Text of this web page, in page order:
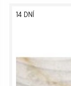
14 DNÍ